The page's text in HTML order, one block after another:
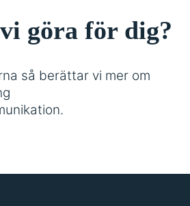
göra för dig?
så berättar vi mer om